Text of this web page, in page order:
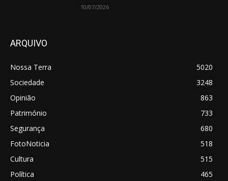
10/07/2026
ARQUIVO
Nossa Terra
5020
Sociedade
3248
Opinião
863
Património
733
Segurança
680
FotoNoticia
518
Cultura
515
Política
465